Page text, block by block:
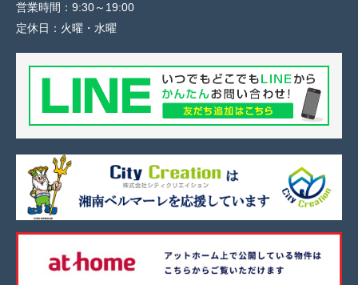
営業時間： 9:30～19:00
定休日： 火曜・水曜